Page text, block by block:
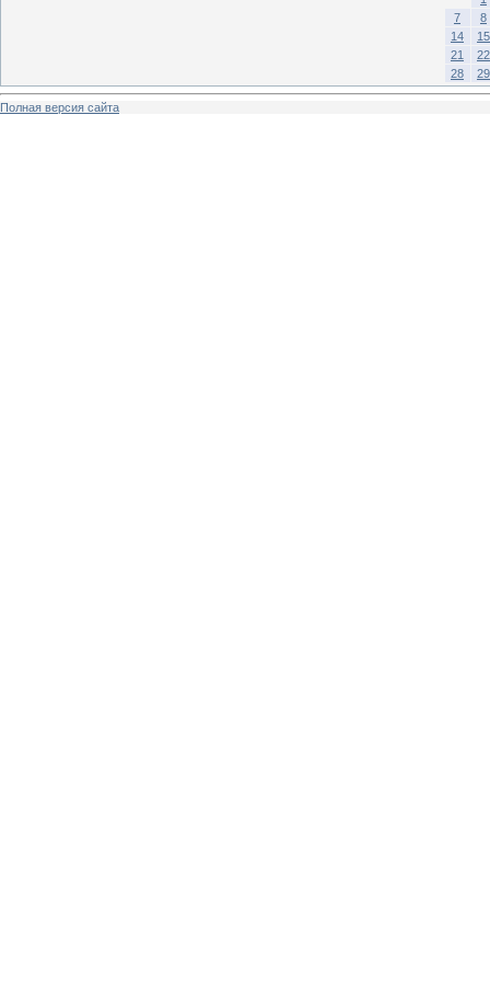
7
8
14
15
21
22
28
29
Полная версия сайта